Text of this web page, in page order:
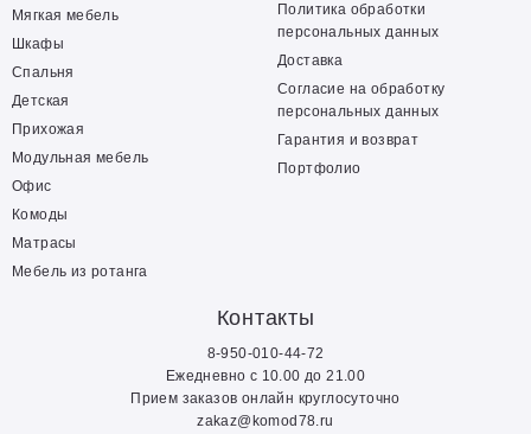
Мягкая мебель
Шкафы
Спальня
Детская
Прихожая
Модульная мебель
Офис
Комоды
Матрасы
Мебель из ротанга
Политика обработки
персональных данных
Доставка
Согласие на обработку
персональных данных
Гарантия и возврат
Портфолио
Контакты
8-950-010-44-72
Ежедневно с 10.00 до 21.00
Прием заказов онлайн круглосуточно
zakaz@komod78.ru